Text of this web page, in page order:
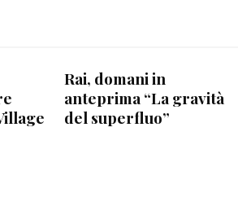
Rai, domani in
anteprima “La gravità
del superfluo”